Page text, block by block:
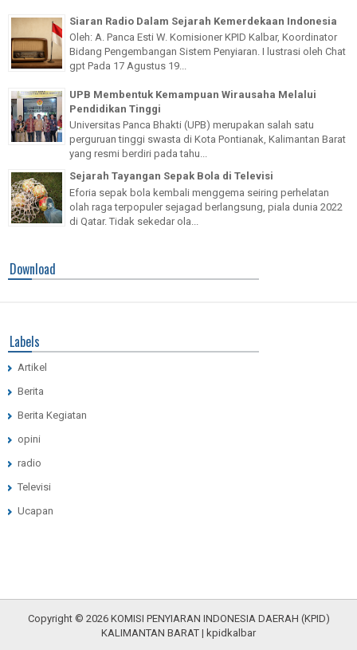
Siaran Radio Dalam Sejarah Kemerdekaan Indonesia
Oleh: A. Panca Esti W. Komisioner KPID Kalbar, Koordinator
Bidang Pengembangan Sistem Penyiaran. I lustrasi oleh Chat
gpt Pada 17 Agustus 19...
UPB Membentuk Kemampuan Wirausaha Melalui
Pendidikan Tinggi
Universitas Panca Bhakti (UPB) merupakan salah satu
perguruan tinggi swasta di Kota Pontianak, Kalimantan Barat
yang resmi berdiri pada tahu...
Sejarah Tayangan Sepak Bola di Televisi
Eforia sepak bola kembali menggema seiring perhelatan
olah raga terpopuler sejagad berlangsung, piala dunia 2022
di Qatar. Tidak sekedar ola...
Download
Labels
Artikel
Berita
Berita Kegiatan
opini
radio
Televisi
Ucapan
Copyright © 2026 KOMISI PENYIARAN INDONESIA DAERAH (KPID)
KALIMANTAN BARAT | kpid kalbar